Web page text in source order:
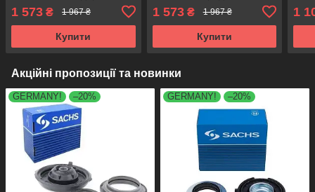
KB669.28
1 573 ₴ 1 967 ₴
Купити
1 573₴ 1 967 ₴
Купити
1
Акційні пропозиції та новинки
GERMANY! –20% GERMANY! –20%